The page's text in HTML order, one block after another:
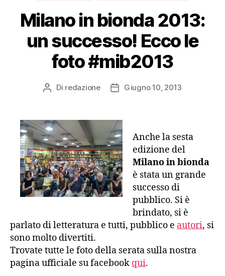
Milano in bionda 2013:
un successo! Ecco le
foto #mib2013
Autore
Di redazione
DataGiugno 10, 2013
Anche la sesta
edizione del
Milano in bionda
è stata un grande
successo di
pubblico. Si è
brindato, si è
parlato di letteratura e tutti, pubblico e autori, si
sono molto divertiti.
Trovate tutte le foto della serata sulla nostra
pagina ufficiale su facebook qui.